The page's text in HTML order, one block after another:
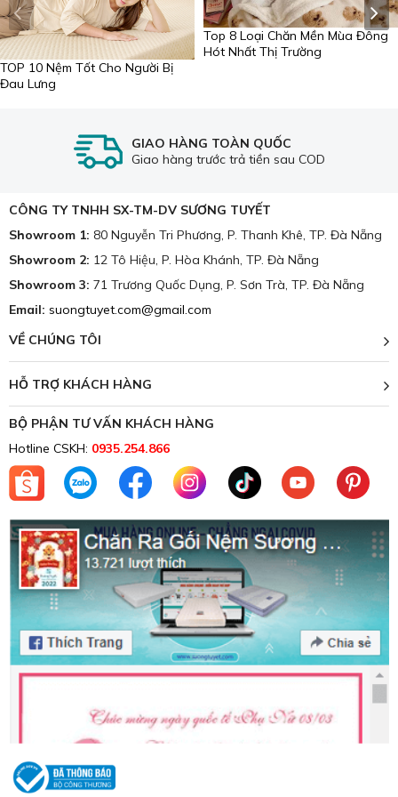
về chăn ga gối đệm tại Đà Nẵng. Với +1000 mẫu mã và
vải phong phú, có cả hàng nội địa lẫn xuất khẩu cho
khách hàng thoải mái lựa chọn.
Trong lĩnh vực may chăn ga gối, tại đây có đầy đủ các
tencel, satin, cotton, vải gấm... Với hàng ngàn mẫu vải đa
dạng màu sắc, hoa văn cung ứng cho nhu cầu của đông
Chăn ga gối đệm Đà Nẵng
Khi mua ra giường tại Sương Tuyết, khách hàng sẽ được tư
vấn một cách chi tiết nhất về các dòng sản phẩm với các
cấu tạo, thành phần, màu sắc cũng như ưu điểm và hạn
chế của nó để có được cái nhìn sâu sắc hơn, sau đó chọn
mua được một món hàng phù hợp.
Đặc biệt, đây là cửa hàng chuyên may đo trực tiếp theo
yêu cầu của khách hàng với máy may đầy đủ, nhân lực có
kinh nghiệm, sẵn sàng đáp ứng các nhu cầu đặt hàng từ
các dòng chăn mền đại trà đến trung cấp.
Sương Tuyết cam kết với khách hàng:
Không bán chăn ga gối đệm chất lượng kém, hàng giả,
hàng nhái.
Đảm bảo nguồn nguyên liệu tốt và thân thiện nhất với
Cam kết giá chăn ga gối đệm luôn cạnh tranh tốt nhất
thị trường.
TOP 10 Nệm Tốt Cho Người Bị
Đau Lưng
Top 8 Loại Chăn Mền Mùa Đông
Hót Nhất Thị Trường
GIAO HÀNG TOÀN QUỐC
Giao hàng trước trả tiền sau COD
CÔNG TY TNHH SX-TM-DV SƯƠNG TUYẾT
Showroom 1: 80 Nguyễn Tri Phương, P. Thanh Khê, TP. Đà Nẵng
Showroom 2: 12 Tô Hiệu, P. Hòa Khánh, TP. Đà Nẵng
Showroom 3: 71 Trương Quốc Dụng, P. Sơn Trà, TP. Đà Nẵng
Email: suongtuyet.com@gmail.com
VỀ CHÚNG TÔI
HỖ TRỢ KHÁCH HÀNG
BỘ PHẬN TƯ VẤN KHÁCH HÀNG
Hotline CSKH: 0935.254.866